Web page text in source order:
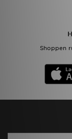
Shoppen